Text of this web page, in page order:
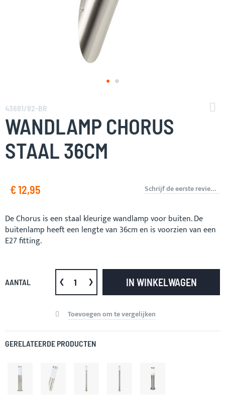
naar
het
begin
van
de
afbeeldingen-
43681/82-BR
WANDLAMP CHORUS
STAAL 36CM
€ 12,95 Schrijf de eerste review over dit product
De Chorus is een staal kleurige wandlamp voor buiten. De
buitenlamp heeft een lengte van 36cm en is voorzien van een
E27 fitting.
AANTAL IN WINKELWAGEN
Toevoegen om te vergelijken
GERELATEERDE PRODUCTEN